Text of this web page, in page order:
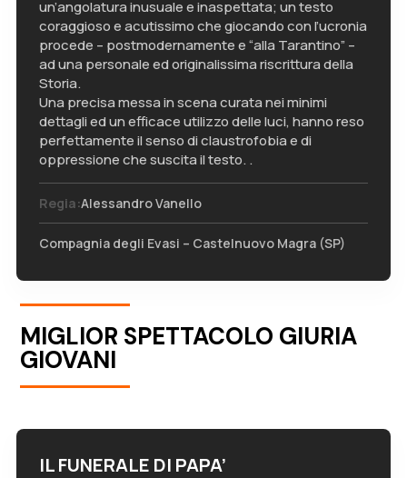
un’angolatura inusuale e inaspettata; un testo
coraggioso e acutissimo che giocando con l’ucronia
procede – postmodernamente e “alla Tarantino” –
ad una personale ed originalissima riscrittura della
Storia.
Una precisa messa in scena curata nei minimi
dettagli ed un efficace utilizzo delle luci, hanno reso
perfettamente il senso di claustrofobia e di
oppressione che suscita il testo. .
Regia:Alessandro Vanello
Compagnia degli Evasi – Castelnuovo Magra (SP)
MIGLIOR SPETTACOLO GIURIA
GIOVANI
IL FUNERALE DI PAPA’